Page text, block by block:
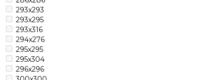
293x293
293x295
293x316
294x276
295x295
295x304
296x296